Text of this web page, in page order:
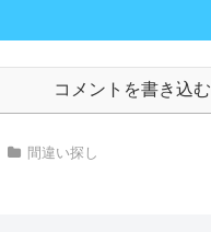
コメントを書き込む
間違い探し